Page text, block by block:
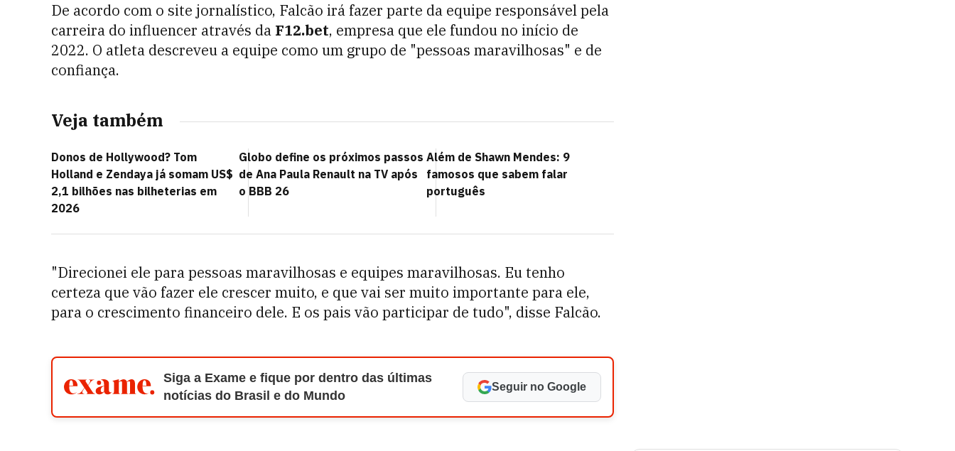
De acordo com o site jornalístico, Falcão irá fazer parte da equipe responsável pela
carreira do influencer através da F12.bet, empresa que ele fundou no início de
2022. O atleta descreveu a equipe como um grupo de "pessoas maravilhosas" e de
confiança.
Veja também
Donos de Hollywood? Tom
Holland e Zendaya já somam US$
2,1 bilhões nas bilheterias em
2026
Globo define os próximos passos
de Ana Paula Renault na TV após
o BBB 26
Além de Shawn Mendes: 9
famosos que sabem falar
português
"Direcionei ele para pessoas maravilhosas e equipes maravilhosas. Eu tenho
certeza que vão fazer ele crescer muito, e que vai ser muito importante para ele,
para o crescimento financeiro dele. E os pais vão participar de tudo", disse Falcão.
Siga a Exame e fique por dentro das últimas
notícias do Brasil e do Mundo
Seguir no Google